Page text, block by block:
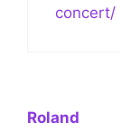
concert/
Roland